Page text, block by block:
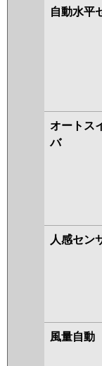
パナソニック
自動水平
オートス
バ
人感セン
風量自動